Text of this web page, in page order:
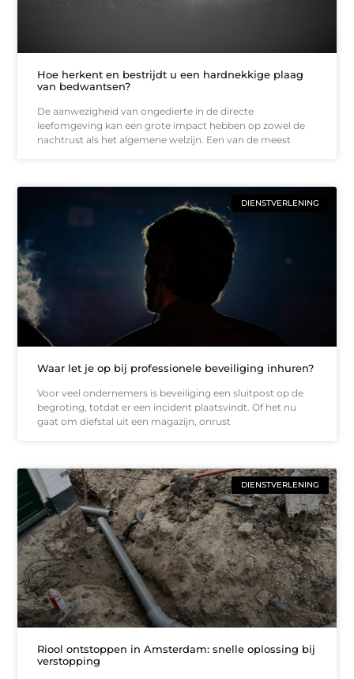
Hoe herkent en bestrijdt u een hardnekkige plaag
van bedwantsen?
De aanwezigheid van ongedierte in de directe
leefomgeving kan een grote impact hebben op zowel de
nachtrust als het algemene welzijn. Een van de meest
DIENSTVERLENING
Waar let je op bij professionele beveiliging inhuren?
Voor veel ondernemers is beveiliging een sluitpost op de
begroting, totdat er een incident plaatsvindt. Of het nu
gaat om diefstal uit een magazijn, onrust
DIENSTVERLENING
Riool ontstoppen in Amsterdam: snelle oplossing bij
verstopping